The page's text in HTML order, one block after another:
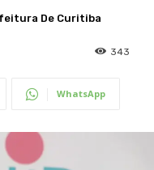
De Curitiba
343
WhatsApp